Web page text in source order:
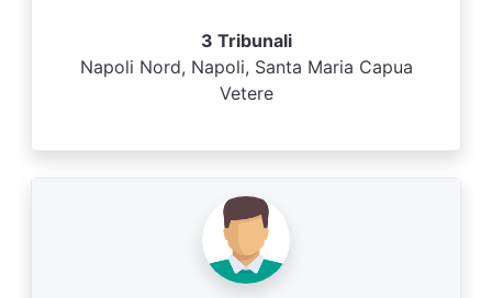
3 Tribunali
Napoli Nord, Napoli, Santa Maria Capua
Vetere